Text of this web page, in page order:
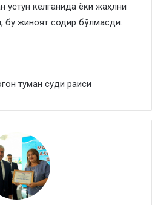
устун келганида ёки жаҳлни
бу жиноят содир бўлмасди.
туман суди раиси